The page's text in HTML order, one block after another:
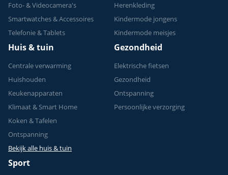
Foto- & Videocamera's
Smartwatches & Accessoires
Telefonie & Tablets
Herenkleding
Kindermode jongens
Kindermode meisjes
Huis & tuin
Centrale verwarming
Huishouden
Keukenapparaten
Klimaat & Smart Home
Koken & Tafelen
Ontspanning
Bekijk alle huis & tuin
Gezondheid
Elektrische fietsen
Gezondheid
Ontspanning
Persoonlijke verzorging
Sport